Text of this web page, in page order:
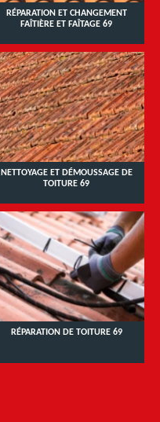
RÉPARATION ET CHANGEMENT
FAÎTIÈRE ET FAÎTAGE 69
NETTOYAGE ET DÉMOUSSAGE DE
TOITURE 69
RÉPARATION DE TOITURE 69